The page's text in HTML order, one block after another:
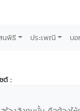
นพิธี ประเพณี บ
ต์ :